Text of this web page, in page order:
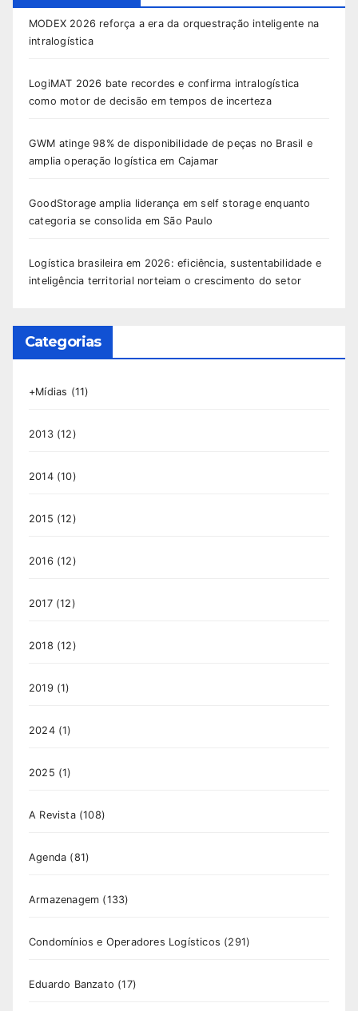
MODEX 2026 reforça a era da orquestração inteligente na
intralogística
LogiMAT 2026 bate recordes e confirma intralogística
como motor de decisão em tempos de incerteza
GWM atinge 98% de disponibilidade de peças no Brasil e
amplia operação logística em Cajamar
GoodStorage amplia liderança em self storage enquanto
categoria se consolida em São Paulo
Logística brasileira em 2026: eficiência, sustentabilidade e
inteligência territorial norteiam o crescimento do setor
Categorias
+Mídias (11)
2013(12)
2014(10)
2015 (12)
2016 (12)
2017(12)
2018 (12)
2019 (1)
2024(1)
2025 (1)
A Revista(108)
Agenda (81)
Armazenagem (133)
Condomínios e Operadores Logísticos (291)
Eduardo Banzato (17)